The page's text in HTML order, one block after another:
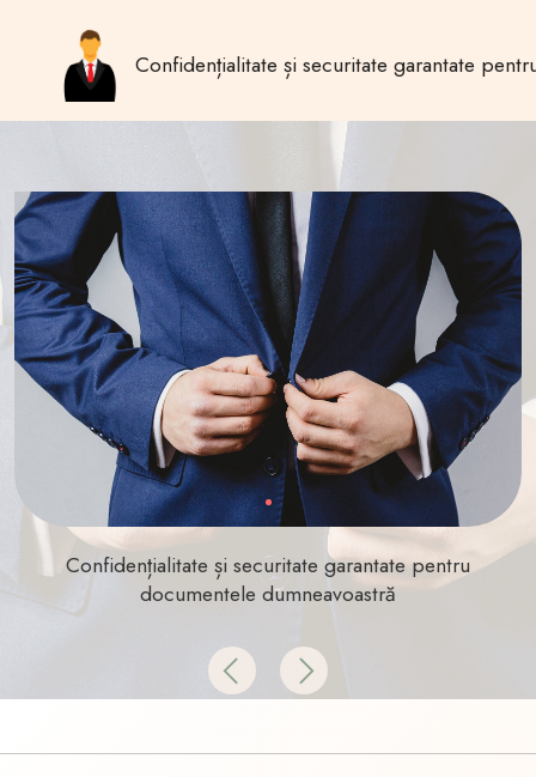
Confidențialitate și securitate garantate
Confidențialitate și securitate garantate pentru
documentele dumneavoastră
Previous
Next